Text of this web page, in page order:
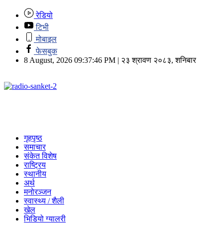
रेडियो
टिभी
मोबाइल
फेसबुक
8 August, 2026 09:37:46 PM | २३ श्रावण २०८३, शनिबार
गृहपृष्ठ
समाचार
संकेत विशेष
राष्ट्रिय
स्थानीय
अर्थ
मनोरञ्जन
स्वास्थ्य / शैली
खेल
भिडियो ग्यालरी